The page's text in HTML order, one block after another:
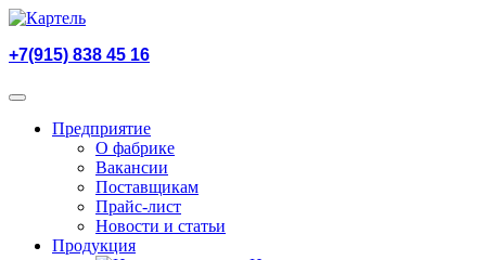
+7(915) 838 45 16
Предприятие
О фабрике
Вакансии
Поставщикам
Прайс-лист
Новости и статьи
Продукция